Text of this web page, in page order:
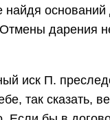
найдя оснований
дарения
иск П.
так сказать,